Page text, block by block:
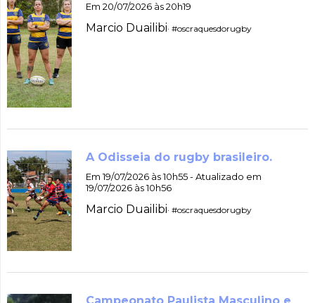
Em 20/07/2026 às 20h19
Marcio Duailibi· #oscraquesdorugby
A Odisseia do rugby brasileiro.
Em 19/07/2026 às 10h55 - Atualizado em
19/07/2026 às 10h56
Marcio Duailibi· #oscraquesdorugby